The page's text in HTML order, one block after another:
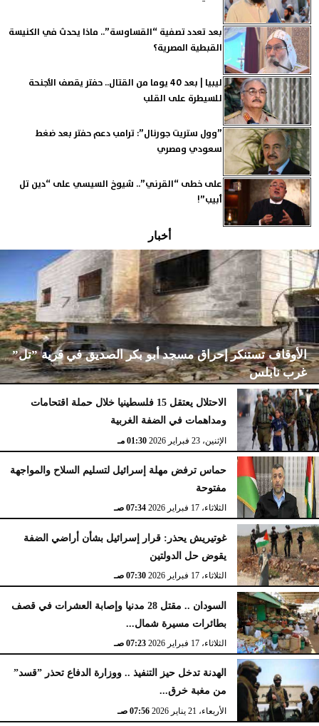
بعد تعدد تصفية “القساوسة”.. ماذا يحدث في الكنيسة
القبطية المصرية؟
ليبيا | بعد 40 يوما من القتال.. حفتر يقصف الأجنحة
للسيطرة على القلب
”وول ستريت جورنال”: ترامب دعم حفتر بعد ضغط
سعودي ومصري
على خطى “القرني”.. شيوخ السيسي على “دين تل
أبيب”!
أخبار
الأوقاف تستنكر إحراق مسجد أبو بكر الصديق في قرية ”تل”
غرب نابلس
الإثنين، 23 فبراير 2026 02:15 مـ
الاحتلال يعتقل 15 فلسطينيا خلال حملة اقتحامات
ومداهمات في الضفة الغربية
الإثنين، 23 فبراير 2026 01:30 مـ
حماس ترفض مهلة إسرائيل لتسليم السلاح والمواجهة
مفتوحة
الثلاثاء، 17 فبراير 2026 07:34 صـ
غوتيريش يحذر: قرار إسرائيل بشأن أراضي الضفة
يقوض حل الدولتين
الثلاثاء، 17 فبراير 2026 07:30 صـ
السودان .. مقتل 28 مدنيا وإصابة العشرات في قصف
بطائرات مسيرة شمال...
الثلاثاء، 17 فبراير 2026 07:23 صـ
الهدنة تدخل حيز التنفيذ .. ووزارة الدفاع تحذر ”قسد”
من مغبة خرق...
الأربعاء، 21 يناير 2026 07:56 صـ